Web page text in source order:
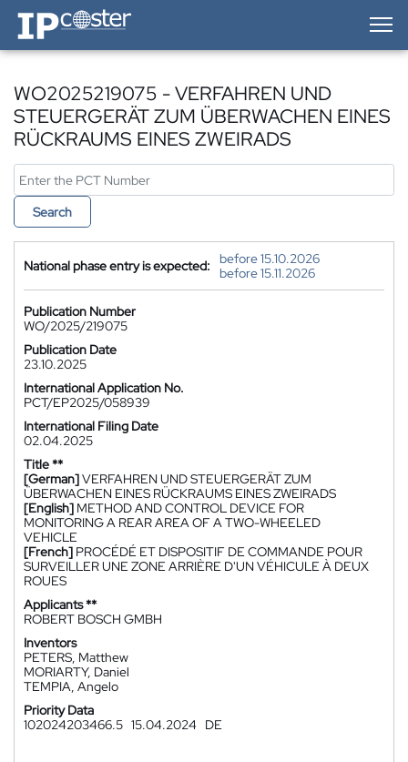
IP-Coster — Home
WO2025219075 - VERFAHREN UND
STEUERGERÄT ZUM ÜBERWACHEN EINES
RÜCKRAUMS EINES ZWEIRADS
Search
National phase entry is expected:
before 15.10.2026
before 15.11.2026
Publication Number
WO/2025/219075
Publication Date
23.10.2025
International Application No.
PCT/EP2025/058939
International Filing Date
02.04.2025
Title **
[German]VERFAHREN UND STEUERGERÄT ZUM
ÜBERWACHEN EINES RÜCKRAUMS EINES ZWEIRADS
[English] METHOD AND CONTROL DEVICE FOR
MONITORING A REAR AREA OF A TWO-WHEELED
VEHICLE
[French] PROCÉDÉ ET DISPOSITIF DE COMMANDE POUR
SURVEILLER UNE ZONE ARRIÈRE D'UN VÉHICULE À DEUX
ROUES
Applicants **
ROBERT BOSCH GMBH
Inventors
PETERS, Matthew
MORIARTY, Daniel
TEMPIA, Angelo
Priority Data
102024203466.5 15.04.2024 DE